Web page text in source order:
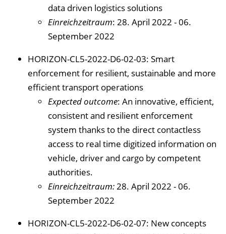
data driven logistics solutions
Einreichzeitraum: 28. April 2022 - 06.
September 2022
HORIZON-CL5-2022-D6-02-03: Smart
enforcement for resilient, sustainable and more
efficient transport operations
Expected outcome: An innovative, efficient,
consistent and resilient enforcement
system thanks to the direct contactless
access to real time digitized information on
vehicle, driver and cargo by competent
authorities.
Einreichzeitraum:28. April 2022 - 06.
September 2022
HORIZON-CL5-2022-D6-02-07: New concepts